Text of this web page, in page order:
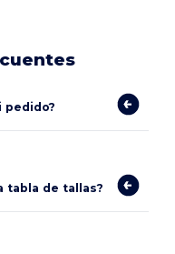
pedido?
tabla de tallas?